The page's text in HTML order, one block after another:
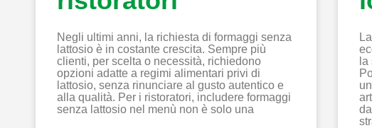
Negli ultimi anni, la richiesta di formaggi senza
lattosio è in costante crescita. Sempre più
clienti, per scelta o necessità, richiedono
opzioni adatte a regimi alimentari privi di
lattosio, senza rinunciare al gusto autentico e
alla qualità. Per i ristoratori, includere formaggi
senza lattosio nel menù non è solo una